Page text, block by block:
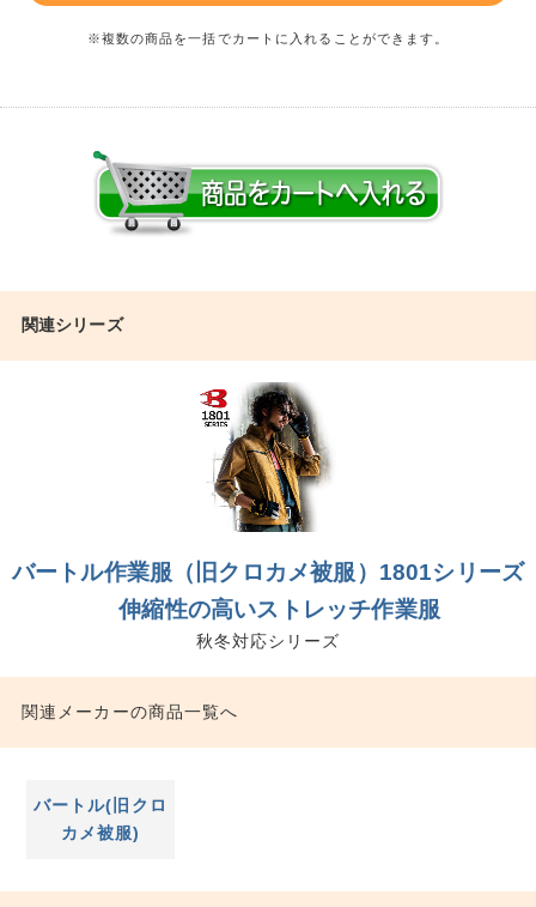
※複数の商品を一括でカートに入れることができます。
関連シリーズ
バートル作業服（旧クロカメ被服）1801シリーズ
伸縮性の高いストレッチ作業服
秋冬対応シリーズ
関連メーカーの商品一覧へ
バートル(旧クロ
カメ被服)